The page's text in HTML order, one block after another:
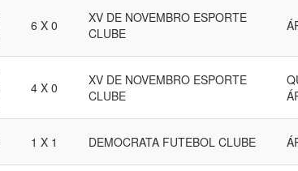
6 X 0
XV DE NOVEMBRO ESPORTE
CLUBE
4 X 0
XV DE NOVEMBRO ESPORTE
CLUBE
1 X 1 DEMOCRATA FUTEBOL CLUBE